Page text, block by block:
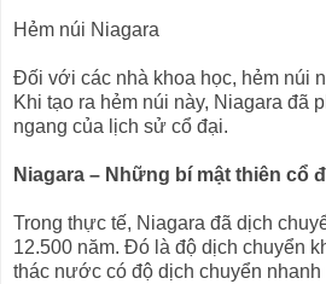
Hẻm núi Niagara
Đối với các nhà khoa học, hẻm núi
Khi tạo ra hẻm núi này, Niagara đã
ngang của lịch sử cổ đại.
Niagara – Những bí mật thiên cổ
Trong thực tế, Niagara đã dịch
12.500 năm. Đó là độ dịch chuyển
thác nước có độ dịch chuyển nhanh